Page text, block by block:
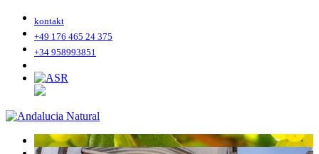
kontakt
+49 176 465 24 375
+34 958993851